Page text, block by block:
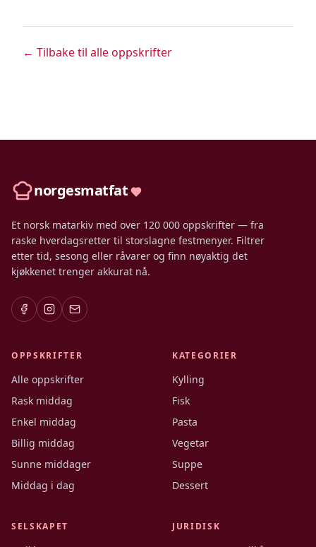
← Tilbake til alle oppskrifter
norgesmatfat
Et norsk matarkiv med over 120 000 oppskrifter — fra
raske hverdagsretter til storslagne festmenyer. Filtrer
etter tid, sesong eller råvarer og finn nøyaktig det
kjøkkenet trenger akkurat nå.
OPPSKRIFTER
Alle oppskrifter
Rask middag
Enkel middag
Billig middag
Sunne middager
Middag i dag
KATEGORIER
Kylling
Fisk
Pasta
Vegetar
Suppe
Dessert
SELSKAPET JURIDISK